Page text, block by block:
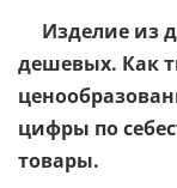
Изделие из
дешевых. Как
цифры по
товары.